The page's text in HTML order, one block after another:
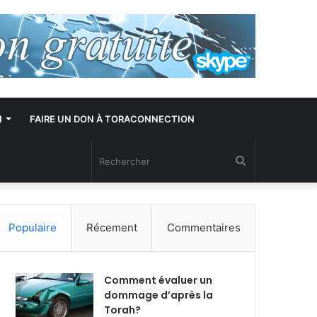
FAIRE UN DON À TORACONNECTION
Populaire Récement Commentaires
Comment évaluer un
dommage d’après la
Torah?